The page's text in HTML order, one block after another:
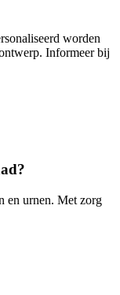
worden
Informeer bij
en urnen. Met zorg